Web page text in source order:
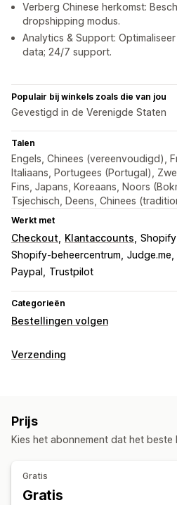
Verberg Chinese herkomst:
dropshipping modus.
Analytics & Support:
data; 24/7 support.
Populair bij winkels zoals die van jou
Gevestigd in de Verenigde Staten
Talen
Engels, Chinees (vereenvoudigd),
Italiaans, Portugees (Portugal),
Fins, Japans, Koreaans, Noors
Tsjechisch, Deens, Chinees
Werkt met
Checkout Klantaccounts
Shopify-beheercentrum Judge.me
Paypal
Trustpilot
Categorieën
Bestellingen volgen
Tracking
Geschatte leverdatum
Export van bestellingen
Meldingen
Verzending
Synchronisatie van bestellingen
Vervoerdersselectie
Prijs
Kies het abonnement dat het beste
Gratis
Gratis